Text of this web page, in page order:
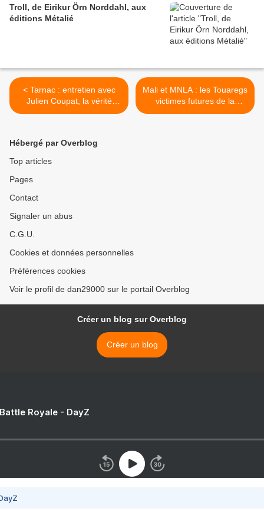
Troll, de Eirikur Örn Norddahl, aux
éditions Métalié
< Tarnac : entretien avec
Julien Coupat, la vérité
s'approche lentement
Mali et MNLA : les Touaregs
victimes futures de la
guerre qui vient >
Hébergé par Overblog
Top articles
Pages
Contact
Signaler un abus
C.G.U.
Cookies et données personnelles
Préférences cookies
Voir le profil de dan29000 sur le portail Overblog
Créer un blog sur Overblog
Créer un blog
Royale - DayZ